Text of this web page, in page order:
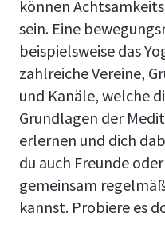
können
sein. Eine
beispielsweise das
zahlreiche Vereine,
und Kanäle, welche
Grundlagen der
erlernen und dich
du auch Freunde
gemeinsam
kannst. Probiere es